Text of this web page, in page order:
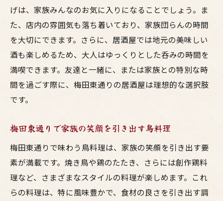
げは、家族みんなのお気に入りになることでしょう。ま
た、店内の雰囲気も落ち着いており、家族団らんの時間
を大切にできます。さらに、居酒屋では地元の美味しい
酒も楽しめるため、大人はゆっくりとした呑みの時間を
満喫できます。友達と一緒に、または家族との特別な時
間を過ごす際に、梅田東通りの居酒屋は理想的な選択肢
です。
梅田東通りで家族の笑顔を引き出す鳥料理
梅田東通りで味わう鳥料理は、家族の笑顔を引き出す要
素が満載です。焼き鳥や鶏のたたき、さらには創作鶏料
理など、さまざまなスタイルの料理が楽しめます。これ
らの料理は、特に風味豊かで、食材の良さを引き出す調